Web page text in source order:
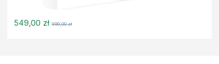
549,00 zł 999,00zł